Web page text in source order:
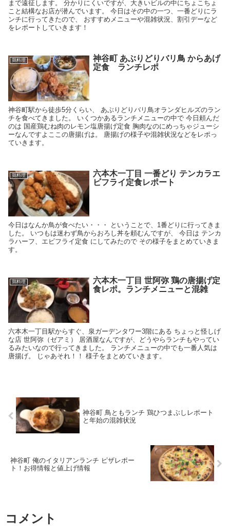
まで遠征します。 分かりにくいですが、大きいビルの中にちょこちょ
こと結構なお店が潜んでいます。 今日はその中の一つ、一番どりにラ
ンチに行ってきたので、 おすすめメニューや混雑状況、割引デーなど
をレポートしていきます！
鶏料理
神谷町 あぶりどりバリ鳥 からあげ
定食 ランチレポ
神谷町駅から徒歩5分くらい、 あぶりどりバリ鳥オランダヒルズのラン
チを食べてきました。 いくつかあるランチメニューの中で 今日頼んだ
のは 国産鶏むね肉のレモン塩唐揚げ定食 胸肉なのにめっちゃジューシ
ーなんですよここの唐揚げは。 唐揚げの様子や混雑状況などをレポっ
ていきます。
鶏料理
六本木一丁目 一番どり テンカラエ
ビフライ定食レポート
今日はなんか鳥が食べたい・・・ ということで、1番どりに行ってきま
した。 いつもは迷わず鳥からおろし丼を頼むんですが、 今日は テンカ
ラハーフ、エビフライ定食 にしてみたので その様子をまとめていきま
す。
鶏料理
六本木一丁目 世阿弥 鶏の唐揚げ定
食レポ。ランチメニューと混雑
六本木一丁目駅からすぐ、泉ガーデンタワー3階にある ちょっと怪しげ
な店 世阿弥（ゼアミ） 居酒屋なんですが、どうやらランチもやってい
るみたいなので行ってきました。 ランチメニューの中でも一番人気は
唐揚げ。 じゃあそれ！！ 様子をまとめていきます。
神谷町 鳥ともランチ 鶏ひつまぶしレポート
と年始の混雑状況
神谷町 俺のイタリアンランチ ピザレポー
ト！お得情報と値上げ情報
コメント